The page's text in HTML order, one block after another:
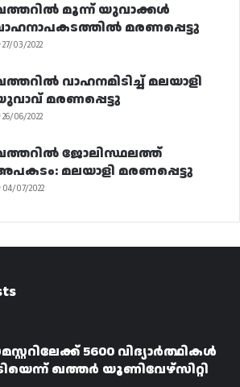
മൂന്ന് യുവാക്കൾ
മരണപ്പെട്ടു
27/03/2022
വാഹനമിടിച്ച് മലയാളി
മരണപ്പെട്ടു
26/06/2022
ജോലിസ്ഥലത്ത്
മലയാളി മരണപ്പെട്ടു
04/07/2022
5600 വിദ്യാർത്ഥികൾ
ഖത്തർ യൂണിവേഴ്‌സിറ്റി